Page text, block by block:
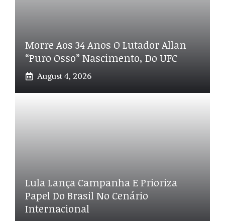
Morre Aos 34 Anos O Lutador Allan
“Puro Osso” Nascimento, Do UFC
August 4, 2026
Lula Lança Campanha E Prioriza
Papel Do Brasil No Cenário
Internacional